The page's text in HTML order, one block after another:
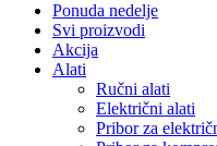
Ponuda nedelje
Svi proizvodi
Akcija
Alati
Ručni alati
Električni alati
Pribor za